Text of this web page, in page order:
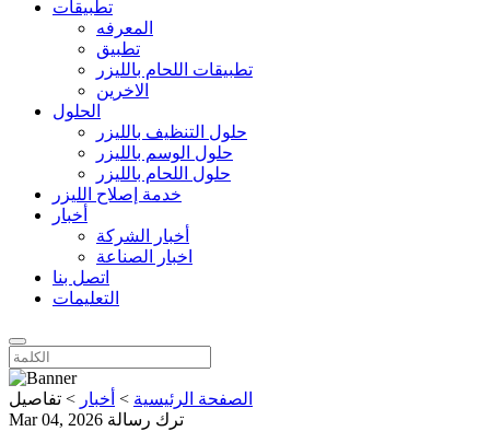
تطبيقات
المعرفه
تطبيق
تطبيقات اللحام بالليزر
الاخرين
الحلول
حلول التنظيف بالليزر
حلول الوسم بالليزر
حلول اللحام بالليزر
خدمة إصلاح الليزر
أخبار
أخبار الشركة
اخبار الصناعة
اتصل بنا
التعليمات
الصفحة الرئيسية > أخبار > تفاصيل
Mar 04, 2026 ترك رسالة